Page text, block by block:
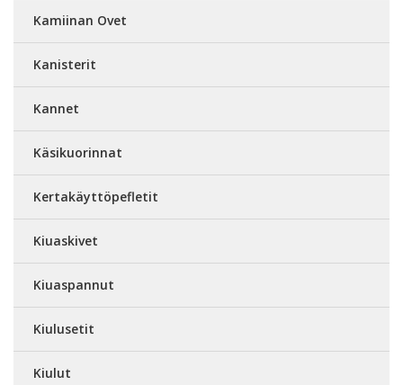
Kamiinan Ovet
Kanisterit
Kannet
Käsikuorinnat
Kertakäyttöpefletit
Kiuaskivet
Kiuaspannut
Kiulusetit
Kiulut